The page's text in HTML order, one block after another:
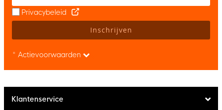
Privacybeleid
Inschrijven
* Actievoorwaarden
Klantenservice